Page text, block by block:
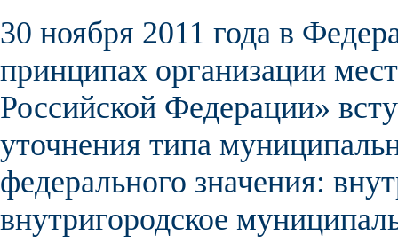
30 ноября 2011 года в
принципах организации
Российской Федерации»
уточнения типа
федерального значения:
внутригородское